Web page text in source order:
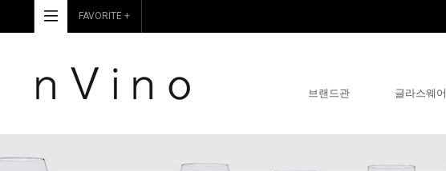
FAVORITE +
브랜드관 글라스웨어